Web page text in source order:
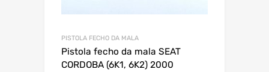
PISTOLA FECHO DA MALA
Pistola fecho da mala SEAT
CORDOBA (6K1, 6K2) 2000